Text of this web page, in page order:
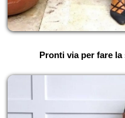
Pronti via per fare